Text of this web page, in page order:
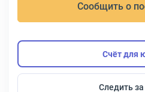
Сообщить о
Счёт для
Следить